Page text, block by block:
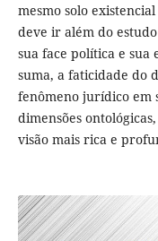
mesmo solo
deve ir além do
sua face política e sua
suma, a faticidade do
fenômeno jurídico em
dimensões
visão mais rica e